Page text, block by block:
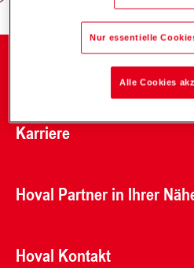
Karriere
Hoval Partner in Ihrer
Hoval Kontakt
Nur essentielle
Alle Cookies